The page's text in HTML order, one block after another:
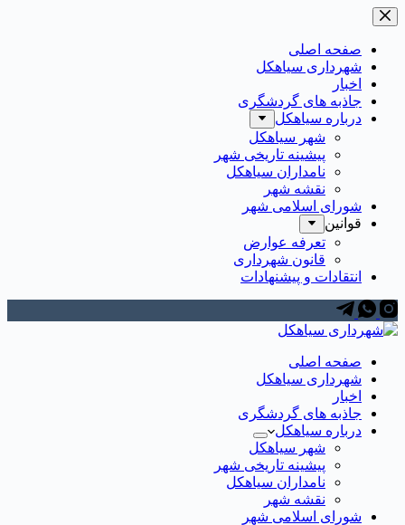
صفحه اصلی
شهرداری سیاهکل
اخبار
جاذبه های گردشگری
درباره سیاهکل
شهر سیاهکل
پیشینه تاریخی شهر
نامداران سیاهکل
نقشه شهر
شورای اسلامی شهر
قوانین
تعرفه عوارض
قانون شهرداری
انتقادات و پیشنهادات
صفحه اصلی
شهرداری سیاهکل
اخبار
جاذبه های گردشگری
درباره سیاهکل
شهر سیاهکل
پیشینه تاریخی شهر
نامداران سیاهکل
نقشه شهر
شورای اسلامی شهر